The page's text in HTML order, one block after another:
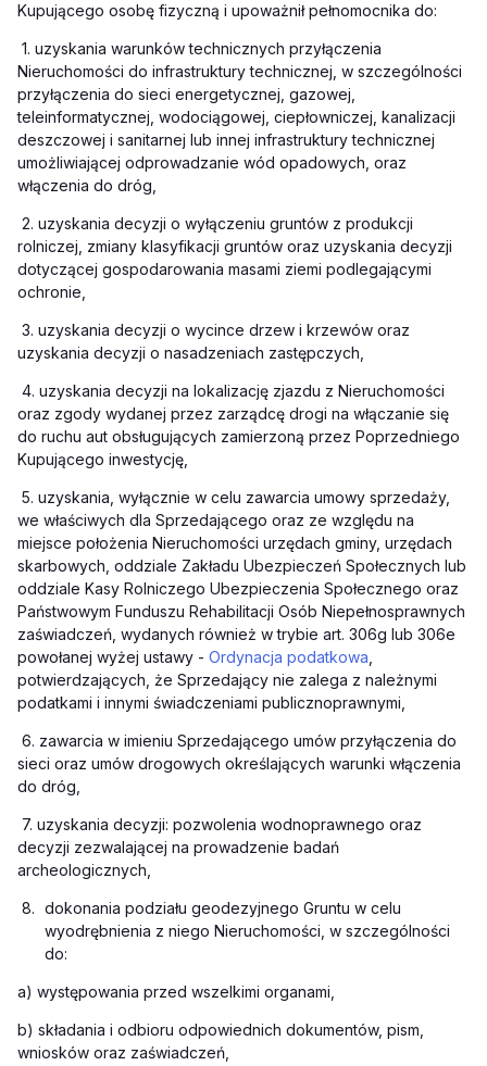
Kupującego osobę fizyczną i upoważnił pełnomocnika do:
1. uzyskania warunków technicznych przyłączenia
Nieruchomości do infrastruktury technicznej, w szczególności
przyłączenia do sieci energetycznej, gazowej,
teleinformatycznej, wodociągowej, ciepłowniczej, kanalizacji
deszczowej i sanitarnej lub innej infrastruktury technicznej
umożliwiającej odprowadzanie wód opadowych, oraz
włączenia do dróg,
2. uzyskania decyzji o wyłączeniu gruntów z produkcji
rolniczej, zmiany klasyfikacji gruntów oraz uzyskania decyzji
dotyczącej gospodarowania masami ziemi podlegającymi
ochronie,
3. uzyskania decyzji o wycince drzew i krzewów oraz
uzyskania decyzji o nasadzeniach zastępczych,
4. uzyskania decyzji na lokalizację zjazdu z Nieruchomości
oraz zgody wydanej przez zarządcę drogi na włączanie się
do ruchu aut obsługujących zamierzoną przez Poprzedniego
Kupującego inwestycję,
5. uzyskania, wyłącznie w celu zawarcia umowy sprzedaży,
we właściwych dla Sprzedającego oraz ze względu na
miejsce położenia Nieruchomości urzędach gminy, urzędach
skarbowych, oddziale Zakładu Ubezpieczeń Społecznych lub
oddziale Kasy Rolniczego Ubezpieczenia Społecznego oraz
Państwowym Funduszu Rehabilitacji Osób Niepełnosprawnych
zaświadczeń, wydanych również w trybie art. 306g lub 306e
powołanej wyżej ustawy - Ordynacja podatkowa
potwierdzających, że Sprzedający nie zalega z należnymi
podatkami i innymi świadczeniami publicznoprawnymi,
6. zawarcia w imieniu Sprzedającego umów przyłączenia do
sieci oraz umów drogowych określających warunki włączenia
do dróg,
7. uzyskania decyzji: pozwolenia wodnoprawnego oraz
decyzji zezwalającej na prowadzenie badań
archeologicznych,
8. dokonania podziału geodezyjnego Gruntu w celu
wyodrębnienia z niego Nieruchomości, w szczególności
do:
a) występowania przed wszelkimi organami,
b) składania i odbioru odpowiednich dokumentów, pism,
wniosków oraz zaświadczeń,